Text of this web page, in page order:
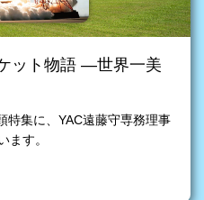
ット物語 ―世界一美
特集に、YAC遠藤守専務理事
ます。